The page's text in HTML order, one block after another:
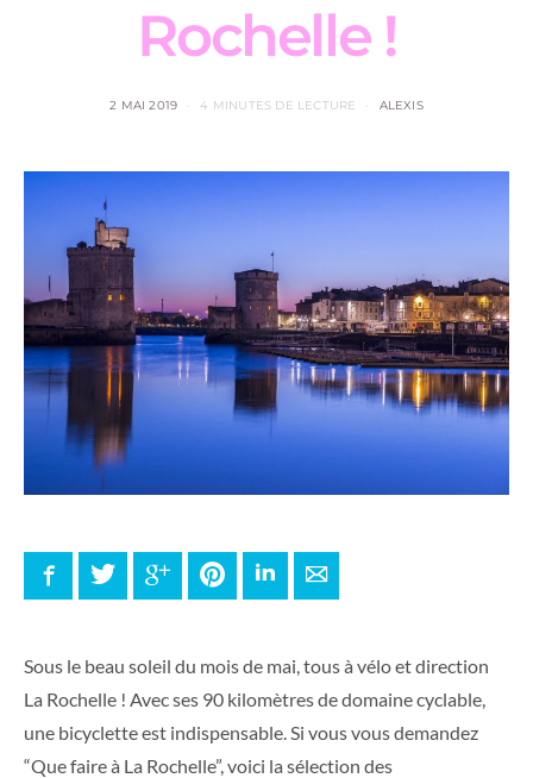
Rochelle !
2 MAI 2019 4 MINUTES DE LECTURE ALEXIS
FacebookTwitter Google+ PinterestLinkedInE-mail
Sous le beau soleil du mois de mai, tous à vélo et direction
La Rochelle ! Avec ses 90 kilomètres de domaine cyclable,
une bicyclette est indispensable. Si vous vous demandez
“Que faire à La Rochelle”, voici la sélection des